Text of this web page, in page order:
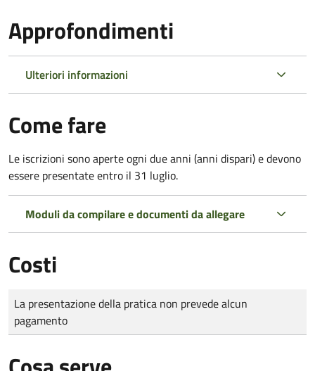
Approfondimenti
Ulteriori informazioni
Come fare
Le iscrizioni sono aperte ogni due anni (anni dispari) e devono
essere presentate entro il 31 luglio.
Moduli da compilare e documenti da allegare
Costi
Tipo di pagamento
Importo
La presentazione della pratica non prevede alcun
pagamento